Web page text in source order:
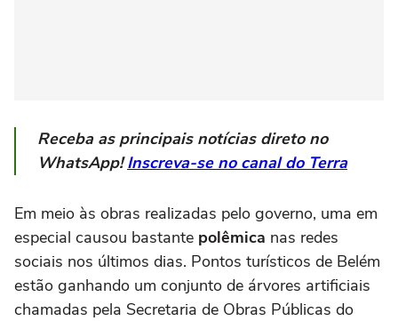
Receba as principais notícias direto no
WhatsApp!Inscreva-se no canal do Terra
Em meio às obras realizadas pelo governo, uma em
especial causou bastante polêmica nas redes
sociais nos últimos dias. Pontos turísticos de Belém
estão ganhando um conjunto de árvores artificiais
chamadas pela Secretaria de Obras Públicas do